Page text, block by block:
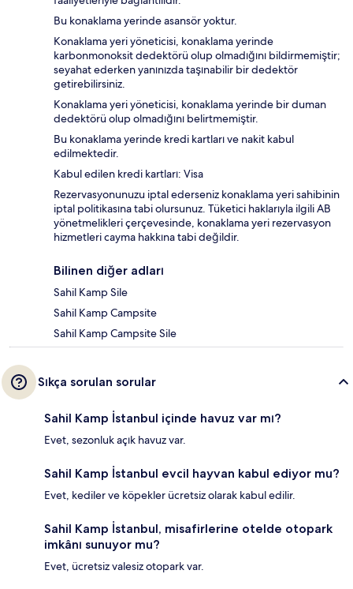
Bu konaklama yerinde asansör yoktur.
Konaklama yeri yöneticisi, konaklama yerinde
karbonmonoksit dedektörü olup olmadığını bildirmemiştir;
seyahat ederken yanınızda taşınabilir bir dedektör
getirebilirsiniz.
Konaklama yeri yöneticisi, konaklama yerinde bir duman
dedektörü olup olmadığını belirtmemiştir.
Bu konaklama yerinde kredi kartları ve nakit kabul
edilmektedir.
Kabul edilen kredi kartları: Visa
Rezervasyonunuzu iptal ederseniz konaklama yeri sahibinin
iptal politikasına tabi olursunuz. Tüketici haklarıyla ilgili AB
yönetmelikleri çerçevesinde, konaklama yeri rezervasyon
hizmetleri cayma hakkına tabi değildir.
Bilinen diğer adları
Sahil Kamp Sile
Sahil Kamp Campsite
Sahil Kamp Campsite Sile
Sıkça sorulan sorular
Sahil Kamp İstanbul içinde havuz var mı?
Evet, sezonluk açık havuz var.
Sahil Kamp İstanbul evcil hayvan kabul ediyor mu?
Evet, kediler ve köpekler ücretsiz olarak kabul edilir.
Sahil Kamp İstanbul, misafirlerine otelde otopark
imkânı sunuyor mu?
Evet, ücretsiz valesiz otopark var.